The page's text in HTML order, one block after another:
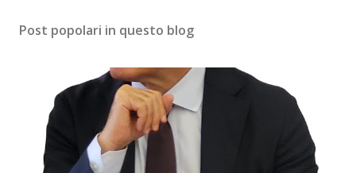
Post popolari in questo blog